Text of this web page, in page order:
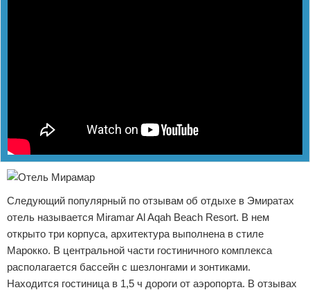
Следующий популярный по отзывам об отдыхе в Эмиратах
отель называется Miramar Al Aqah Beach Resort. В нем
открыто три корпуса, архитектура выполнена в стиле
Марокко. В центральной части гостиничного комплекса
располагается бассейн с шезлонгами и зонтиками.
Находится гостиница в 1,5 ч дороги от аэропорта. В отзывах